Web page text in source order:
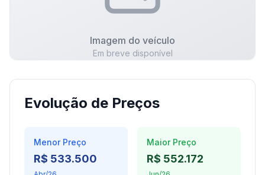
Imagem do veículo
Em breve disponível
Evolução de Preços
Menor Preço
R$ 533.500
Maior Preço
R$ 552.172